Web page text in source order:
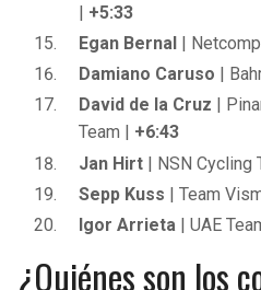
| +5:33
Egan Bernal |
Damiano Caruso |
David de la Cruz |
Team | +6:43
Jan Hirt | NSN Cycling
Sepp Kuss | Team
Igor Arrieta | UAE
¿Quiénes son los